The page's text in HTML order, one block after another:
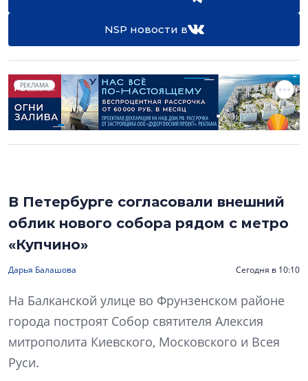
NSP новости в
РЕКЛАМА
В Петербурге согласовали внешний
облик нового собора рядом с метро
«Купчино»
Дарья Балашова Сегодня в 10:10
На Балканской улице во Фрунзенском районе
города построят Собор святителя Алексия
митрополита Киевского, Московского и Всея
Руси.